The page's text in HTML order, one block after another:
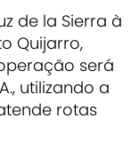
de la Sierra à
Quijarro,
será
, utilizando a
rotas